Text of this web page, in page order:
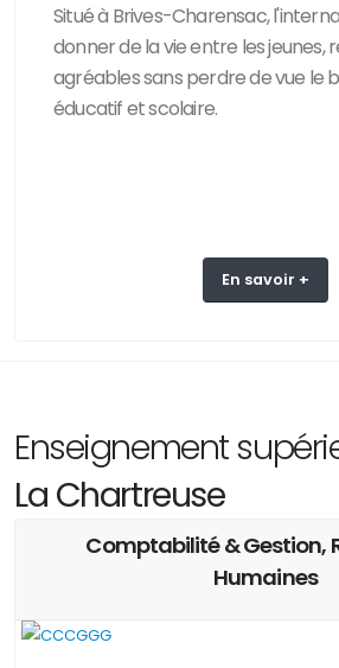
Situé à Brives-Charensac,
donner de la vie entre les jeunes,
agréables sans perdre de vue le
éducatif et scolaire.
En savoir +
Enseignement
La Chartreuse
Comptabilité & Gestion,
Humaines